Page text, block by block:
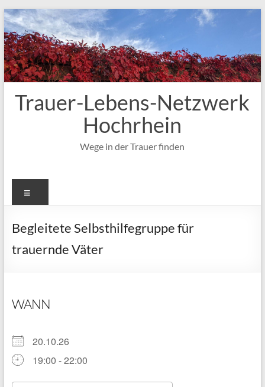
Zum
Inhalt
springen
Trauer-Lebens-Netzwerk
Hochrhein
Wege in der Trauer finden
Begleitete Selbsthilfegruppe für
trauernde Väter
WANN
20.10.26
19:00 - 22:00